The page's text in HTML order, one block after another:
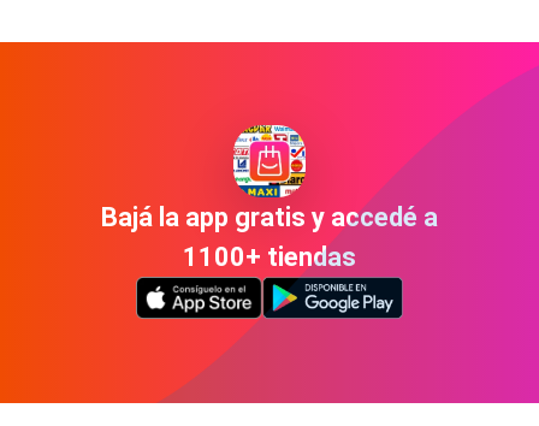
Bajá la app gratis y accedé a
1100+ tiendas